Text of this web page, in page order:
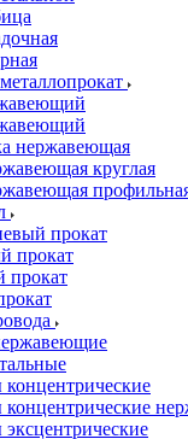
нержавеющая
круглая
прокат
прокат
прокат
концентрические